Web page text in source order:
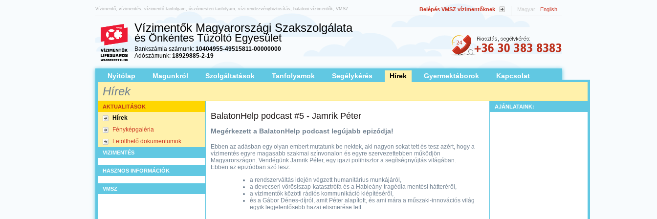
Vízimentő, vízimentés, vízimentő tanfolyam, úszómesteri tanfolyam, vízi rendezvénybiztosítás, balatoni vízimentők, VMSZ Belépés VMSZ vízimentőknek Magyar English
Vízimentők Magyarországi Szakszolgálata
és Önkéntes Tűzoltó Egyesület
Bankszámla számunk: 10404955-49515811-00000000
Adószámunk: 18929885-2-19
Nyitólap Magunkról Szolgáltatások Tanfolyamok Segélykérés Hírek Gyermektáborok Kapcsolat
Hírek
AKTUALITÁSOK
Hírek
Fényképgaléria
Letölthető dokumentumok
VIZIMENTÉS
HASZNOS INFORMÁCIÓK
VMSZ
BalatonHelp podcast #5 - Jamrik Péter
Megérkezett a BalatonHelp podcast legújabb epizódja!
Ebben az adásban egy olyan embert mutatunk be nektek, aki nagyon sokat tett és tesz azért, hogy a
vízimentés egyre magasabb szakmai színvonalon és egyre szervezettebben működjön
Magyarországon. Vendégünk Jamrik Péter, egy igazi polihisztor a segítségnyújtás világában.
Ebben az epizódban szó lesz:
a rendszerváltás idején végzett humanitárius munkájáról,
a devecseri vörösiszap-katasztrófa és a Hableány-tragédia mentési hátteréről,
a vízimentők közötti rádiós kommunikáció kiépítéséről,
és a Gábor Dénes-díjról, amit Péter alapított, és ami mára a műszaki-innovációs világ
egyik legjelentősebb hazai elismerése lett.
AJÁNLATAINK: